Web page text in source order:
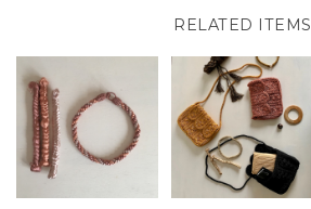
RELATED ITEMS